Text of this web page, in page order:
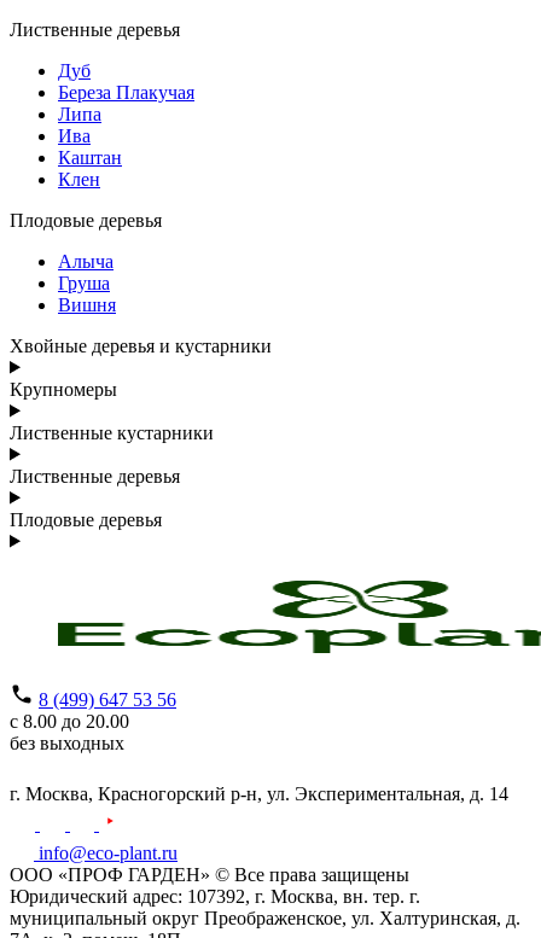
Лиственные деревья
Дуб
Береза Плакучая
Липа
Ива
Каштан
Клен
Плодовые деревья
Алыча
Груша
Вишня
Хвойные деревья и кустарники
Крупномеры
Лиственные кустарники
Лиственные деревья
Плодовые деревья
8 (499) 647 53 56
с 8.00 до 20.00
без выходных
г. Москва, Красногорский р-н, ул. Экспериментальная, д. 14
info@eco-plant.ru
ООО «ПРОФ ГАРДЕН» © Все права защищены
Юридический адрес: 107392, г. Москва, вн. тер. г.
муниципальный округ Преображенское, ул. Халтуринская, д.